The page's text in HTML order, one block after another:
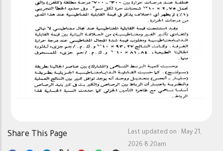
Last updated on : May 21,
2026 8:20am
Share This Page